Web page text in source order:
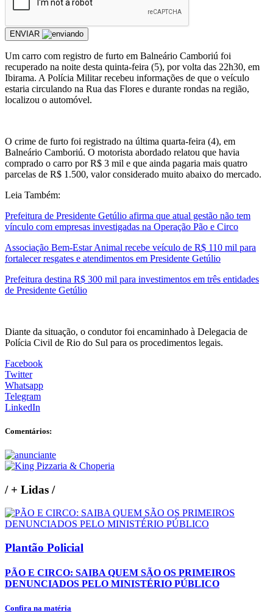
ENVIAR
Um carro com registro de furto em Balneário Camboriú foi
recuperado na noite desta quinta-feira (5), por volta das 22h30, em
Ibirama. A Polícia Militar recebeu informações de que o veículo
estaria circulando na Rua das Flores e durante rondas na região,
localizou o automóvel.
O crime de furto foi registrado na última quarta-feira (4), em
Balneário Camboriú. O motorista abordado relatou que havia
comprado o carro por R$ 3 mil e que ainda pagaria mais quatro
parcelas de R$ 1.500, valor considerado muito abaixo do mercado.
Leia Também:
Prefeitura de Presidente Getúlio afirma que atual gestão não tem
vínculo com empresas investigadas na Operação Pão e Circo
Associação Bem-Estar Animal recebe veículo de R$ 110 mil para
fortalecer resgates e atendimentos em Presidente Getúlio
Prefeitura destina R$ 300 mil para investimentos em três entidades
de Presidente Getúlio
Diante da situação, o condutor foi encaminhado à Delegacia de
Polícia Civil de Rio do Sul para os procedimentos legais.
Facebook
Twitter
Whatsapp
Telegram
LinkedIn
Comentários:
/+ Lidas /
Plantão Policial
PÃO E CIRCO: SAIBA QUEM SÃO OS PRIMEIROS
DENUNCIADOS PELO MINISTÉRIO PÚBLICO
Confira na matéria